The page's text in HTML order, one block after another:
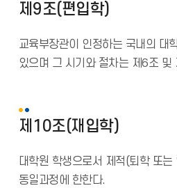
제9조(편입학)
교육부장관이 인정하는 국내의 대
있으며 그 시기와 절차는 제6조
제10조(재입학)
대학원 학생으로서 제적(퇴학 또
동일과정에 한한다.